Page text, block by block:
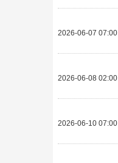
2026-06-07 07:00
2026-06-08 02:00
2026-06-10 07:00